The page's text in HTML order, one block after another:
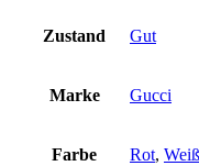
Zustand Gut
Marke Gucci
Farbe Rot, Weiß